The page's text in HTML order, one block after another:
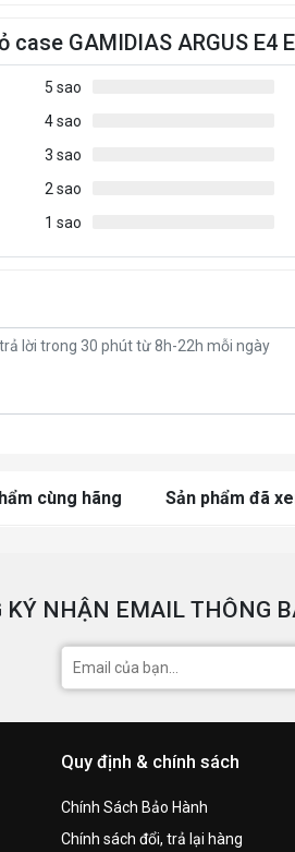
GAMIDIAS ARGUS E4
5 sao
4 sao
3 sao
2 sao
1 sao
cùng hãng Sản phẩm đã
KÝ NHẬN EMAIL THÔNG
Quy định & chính sách
Chính Sách Bảo Hành
Chính sách đổi, trả lại hàng